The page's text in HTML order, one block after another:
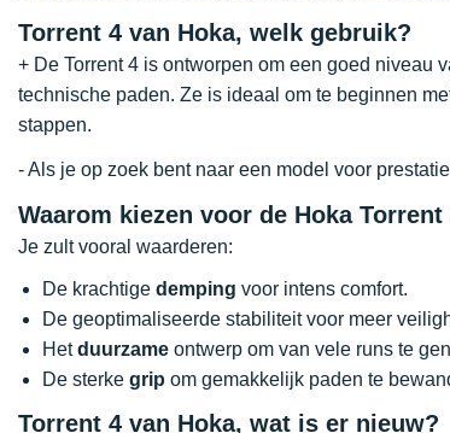
Torrent 4 van Hoka, welk gebruik?
+ De Torrent 4 is ontworpen om een goed niveau
technische paden. Ze is ideaal om te beginnen
stappen.
- Als je op zoek bent naar een model voor
Waarom kiezen voor de Hoka Torrent
Je zult vooral waarderen:
De krachtige demping voor intens comfort.
De geoptimaliseerde stabiliteit voor meer
Hetduurzame ontwerp om van vele runs te
De sterke grip om gemakkelijk paden te
Torrent 4 van Hoka, wat is er nieuw?